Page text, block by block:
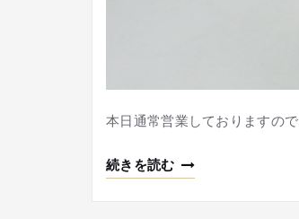
本日通常営業しておりますの
続きを読む